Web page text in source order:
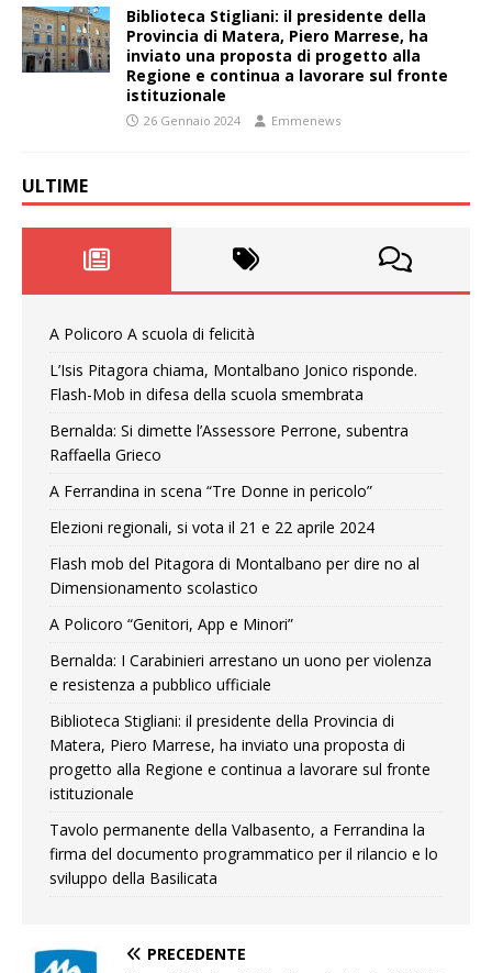
Biblioteca Stigliani: il presidente della
Provincia di Matera, Piero Marrese, ha
inviato una proposta di progetto alla
Regione e continua a lavorare sul fronte
istituzionale
26 Gennaio 2024 Emmenews
ULTIME
A Policoro A scuola di felicità
L’Isis Pitagora chiama, Montalbano Jonico risponde.
Flash-Mob in difesa della scuola smembrata
Bernalda: Si dimette l’Assessore Perrone, subentra
Raffaella Grieco
A Ferrandina in scena “Tre Donne in pericolo”
Elezioni regionali, si vota il 21 e 22 aprile 2024
Flash mob del Pitagora di Montalbano per dire no al
Dimensionamento scolastico
A Policoro “Genitori, App e Minori”
Bernalda: I Carabinieri arrestano un uono per violenza
e resistenza a pubblico ufficiale
Biblioteca Stigliani: il presidente della Provincia di
Matera, Piero Marrese, ha inviato una proposta di
progetto alla Regione e continua a lavorare sul fronte
istituzionale
Tavolo permanente della Valbasento, a Ferrandina la
firma del documento programmatico per il rilancio e lo
sviluppo della Basilicata
PRECEDENTE